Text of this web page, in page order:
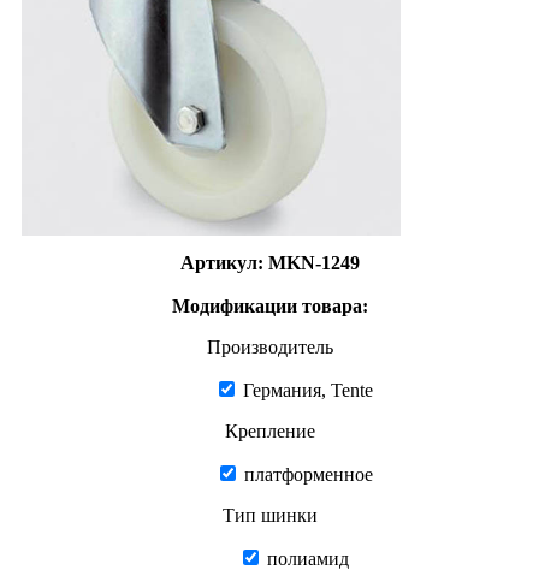
Артикул: MKN-1249
Модификации товара:
Производитель
Германия, Tente
Крепление
платформенное
Тип шинки
полиамид